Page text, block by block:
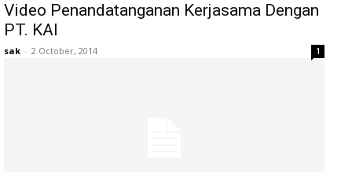
Video Penandatanganan Kerjasama Dengan
PT. KAI
sak - 2 October, 2014 1